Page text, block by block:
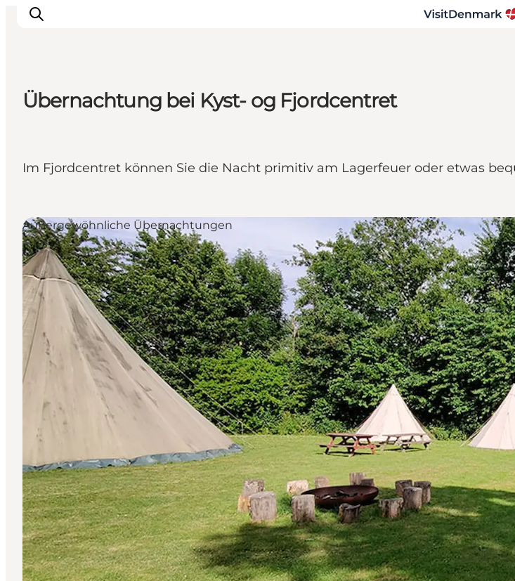
Erlebnisse
Unterkünfte
Übernachtung bei Kyst- og Fjordcentret
Im Fjordcentret können Sie die Nacht primitiv am Lagerfeuer oder etwas
Außergewöhnliche Übernachtungen